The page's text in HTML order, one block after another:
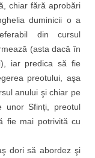
chiar fără aprobări
duminicii o a
din cursul
(asta dacă în
iar predica să fie
preotului, aşa
anului şi chiar pe
unor Sfinți, preotul
fie mai potrivită cu
dori să abordez şi